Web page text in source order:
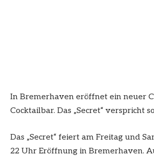
In Bremerhaven eröffnet ein neuer
Cocktailbar. Das „Secret“ verspricht
Das „Secret“ feiert am Freitag und
22 Uhr Eröffnung in Bremerhaven.